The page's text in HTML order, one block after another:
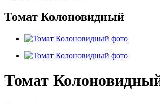
Томат Колоновидный
Томат